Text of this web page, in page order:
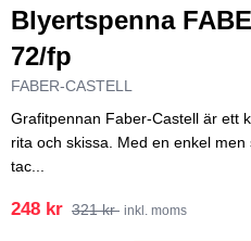
Blyertspenna
72/fp
FABER-CASTELL
Grafitpennan Faber-Castell är ett
rita och skissa. Med en enkel
tac...
248 kr 321 kr inkl. moms